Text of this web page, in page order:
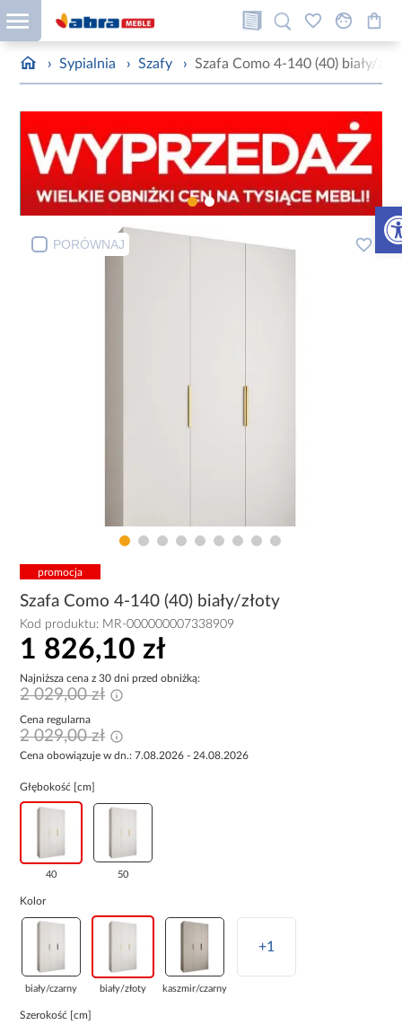
› Sypialnia › Szafy › Szafa Como 4-140 (40) biały/
PORÓWNAJ
promocja
Szafa Como 4-140 (40) biały/złoty
Kod produktu: MR-000000007338909
1 826,10 zł
Najniższa cena z 30 dni przed obniżką:
2 029,00 zł
Cena regularna
2 029,00 zł
Cena obowiązuje w dn.: 7.08.2026 - 24.08.2026
Głębokość [cm]
40 50
Kolor
biały/czarny biały/złoty kaszmir/czarny
+1
Szerokość [cm]